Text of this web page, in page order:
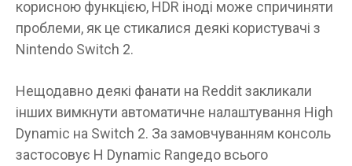
корисною функцією, HDR іноді може спричиняти
проблеми, як це стикалися деякі користувачі з
Nintendo Switch 2.
Нещодавно деякі фанати на Reddit закликали
інших вимкнути автоматичне налаштування High
Dynamic на Switch 2. За замовчуванням консоль
застосовує H Dynamic Rangeдо всього